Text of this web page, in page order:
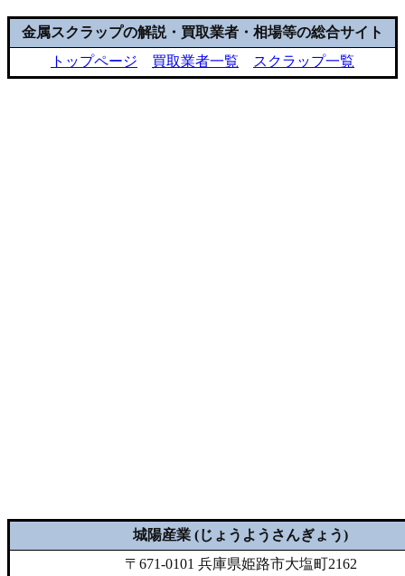
金属スクラップの解説・買取業者・相場等の総合サイト
トップページ
買取業者一覧 スクラップ一覧
城陽産業 (じょうようさんぎょう)
〒671-0101 兵庫県姫路市大塩町2162